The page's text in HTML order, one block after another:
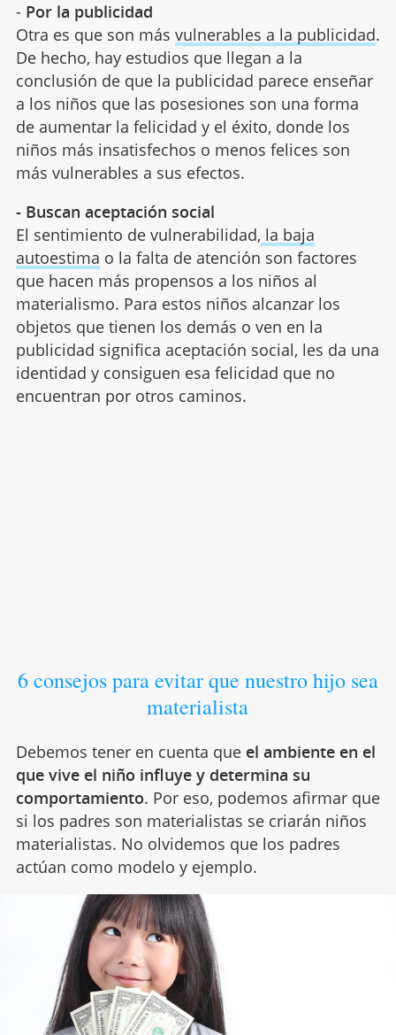
- Por la publicidad
Otra es que son más vulnerables a la publicidad.
De hecho, hay estudios que llegan a la
conclusión de que la publicidad parece enseñar
a los niños que las posesiones son una forma
de aumentar la felicidad y el éxito, donde los
niños más insatisfechos o menos felices son
más vulnerables a sus efectos.
- Buscan aceptación social
El sentimiento de vulnerabilidad, la baja
autoestima o la falta de atención son factores
que hacen más propensos a los niños al
materialismo. Para estos niños alcanzar los
objetos que tienen los demás o ven en la
publicidad significa aceptación social, les da una
identidad y consiguen esa felicidad que no
encuentran por otros caminos.
6 consejos para evitar que nuestro hijo sea
materialista
Debemos tener en cuenta que el ambiente en el
que vive el niño influye y determina su
comportamiento. Por eso, podemos afirmar que
si los padres son materialistas se criarán niños
materialistas. No olvidemos que los padres
actúan como modelo y ejemplo.